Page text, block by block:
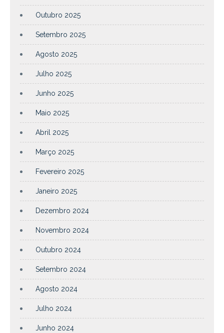
Outubro 2025
Setembro 2025
Agosto 2025
Julho 2025
Junho 2025
Maio 2025
Abril 2025
Março 2025
Fevereiro 2025
Janeiro 2025
Dezembro 2024
Novembro 2024
Outubro 2024
Setembro 2024
Agosto 2024
Julho 2024
Junho 2024